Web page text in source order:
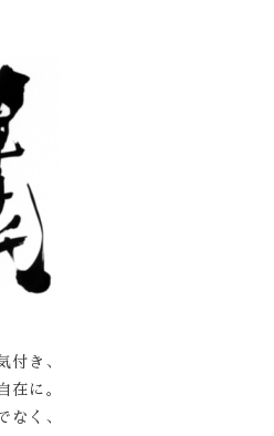
付き、
在に。
なく、